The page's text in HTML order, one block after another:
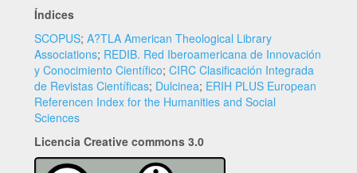
Índices
SCOPUS; A?TLA American Theological Library
Associations; REDIB. Red Iberoamericana de Innovación
y Conocimiento Científico; CIRC Clasificación Integrada
de Revistas Científicas; Dulcinea; ERIH PLUS European
Referencen Index for the Humanities and Social
Sciences
Licencia Creative commons 3.0